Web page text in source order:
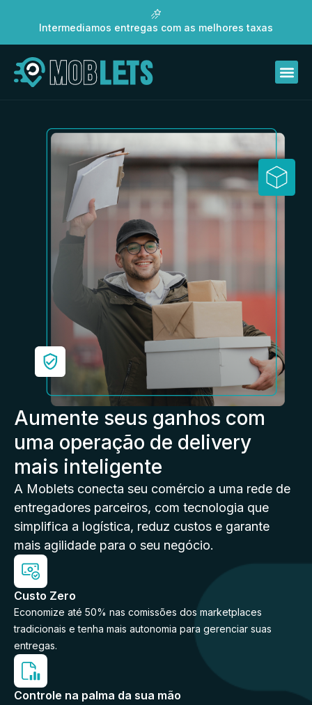
Intermediamos entregas com as melhores taxas
Aumente seus ganhos com
uma operação de delivery
mais inteligente
A Moblets conecta seu comércio a uma rede de
entregadores parceiros, com tecnologia que
simplifica a logística, reduz custos e garante
mais agilidade para o seu negócio.
Custo Zero
Economize até 50% nas comissões dos marketplaces
tradicionais e tenha mais autonomia para gerenciar suas
entregas.
Controle na palma da sua mão